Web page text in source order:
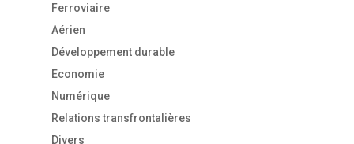
Ferroviaire
Aérien
Développement durable
Economie
Numérique
Relations transfrontalières
Divers